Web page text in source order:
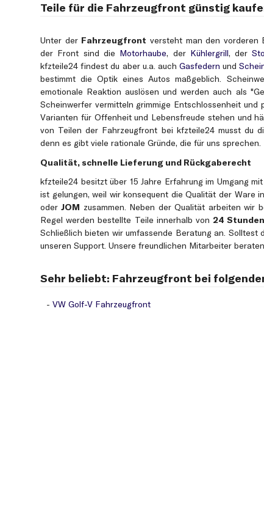
Teile für die Fahrzeugfront günstig
Unter der Fahrzeugfront versteht man den vorderen
der Front sind die Motorhaube, der Kühlergrill, der
kfzteile24 findest du aber u.a. auch Gasfedern und
bestimmt die Optik eines Autos maßgeblich.
emotionale Reaktion auslösen und werden auch als
Scheinwerfer vermitteln grimmige Entschlossenheit und
Varianten für Offenheit und Lebensfreude stehen und
von Teilen der Fahrzeugfront bei kfzteile24 musst du
denn es gibt viele rationale Gründe, die für uns sprechen.
Qualität, schnelle Lieferung und Rückgaberecht
kfzteile24 besitzt über 15 Jahre Erfahrung im Umgang
ist gelungen, weil wir konsequent die Qualität der Ware
oderJOM zusammen. Neben der Qualität arbeiten wir
Regel werden bestellte Teile innerhalb von 24 Stunden
Schließlich bieten wir umfassende Beratung an. Solltest
unseren Support. Unsere freundlichen Mitarbeiter
Sehr beliebt: Fahrzeugfront bei
VW Golf-V Fahrzeugfront